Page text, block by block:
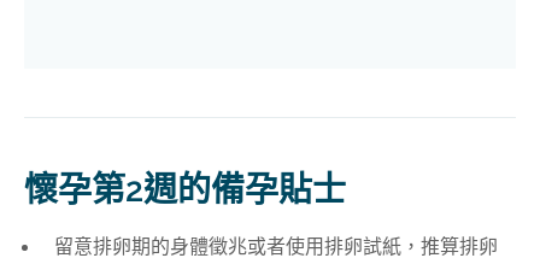
懷孕第2週的備孕貼士
留意排卵期的身體徵兆或者使用排卵試紙，推算排卵